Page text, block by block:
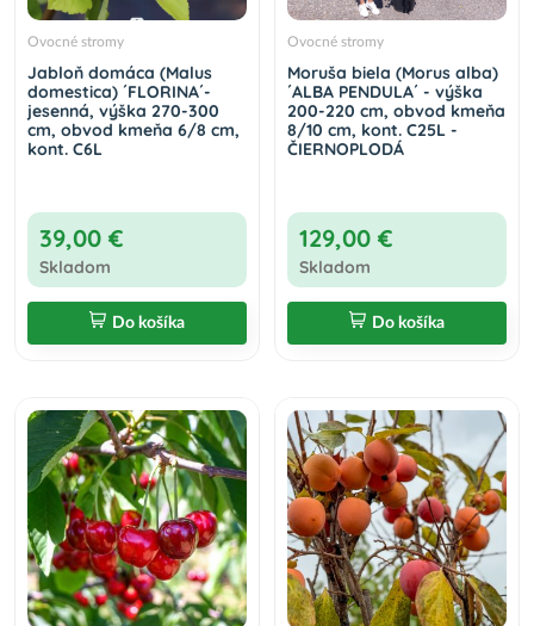
Ovocné stromy
Jabloň domáca (Malus
domestica) ´FLORINA´-
jesenná, výška 270-300
cm, obvod kmeňa 6/8 cm,
kont. C6L
39,00 €
Skladom
Do košíka
Ovocné stromy
Moruša biela (Morus alba)
´ALBA PENDULA´ - výška
200-220 cm, obvod kmeňa
8/10 cm, kont. C25L -
ČIERNOPLODÁ
129,00 €
Skladom
Do košíka